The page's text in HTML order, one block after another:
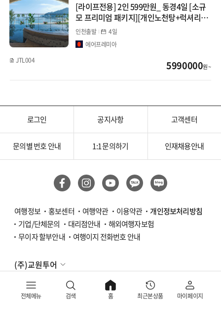
[라이프전용] 2인 599만원_ 동경4일 [소규
모 프리미엄 패키지][개인노천탕+럭셔리야
경온천] 요코하마/하코네/아타미/에노시마/
도쿄
인천출발
4일
에어프레미아
JTL004
5990000원 ~
전체메뉴 검색 홈 최근본상품 마이페이지
로그인 공지사항 고객센터
문의별 번호 안내 1:1 문의하기 인재채용안내
여행정보 홍보센터 여행약관 이용약관
개인정보처리방침
기업/단체문의
대리점안내
해외여행자보험
무이자 할부안내
여행이지 전화번호 안내
(주)교원투어
copyrights 2026. all rights reserved by (주)교원투어